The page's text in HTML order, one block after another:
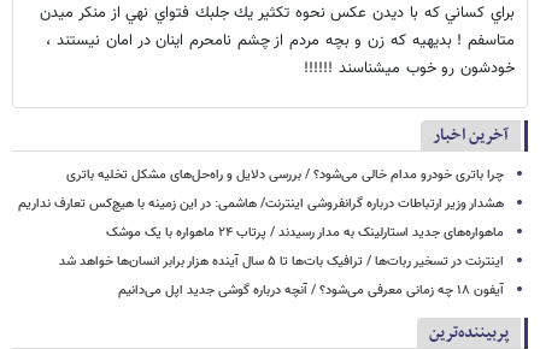
براي كساني كه با ديدن عكس نحوه تكثير يك جلبك فتواي نهي از منكر ميدن
متاسفم ! بديهيه كه زن و بچه مردم از چشم نامحرم اينان در امان نيستند ،
خودشون رو خوب ميشناسند !!!!!!
آخرین اخبار
چرا باتری خودرو مدام خالی می‌شود؟ / بررسی دلایل و راه‌حل‌های مشکل تخلیه باتری
هشدار وزیر ارتباطات درباره گرانفروشی اینترنت/ هاشمی: در این زمینه با هیچ‌کس تعارف نداریم
ماهواره‌های جدید استارلینک به مدار رسیدند / پرتاب ۲۴ ماهواره با یک موشک
اینترنت در تسخیر ربات‌ها / ترافیک بات‌ها تا ۵ سال آینده هزار برابر انسان‌ها خواهد شد
آیفون ۱۸ چه زمانی معرفی می‌شود؟ / آنچه درباره گوشی جدید اپل می‌دانیم
پربیننده‌ترین